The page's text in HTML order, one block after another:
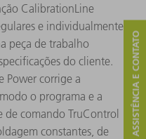
CalibrationLine
e individualmente
peça de trabalho
do cliente.
Power corrige a
o programa e a
de comando TruControl
constantes, de
ASSISTÊNCIA E CONTATO